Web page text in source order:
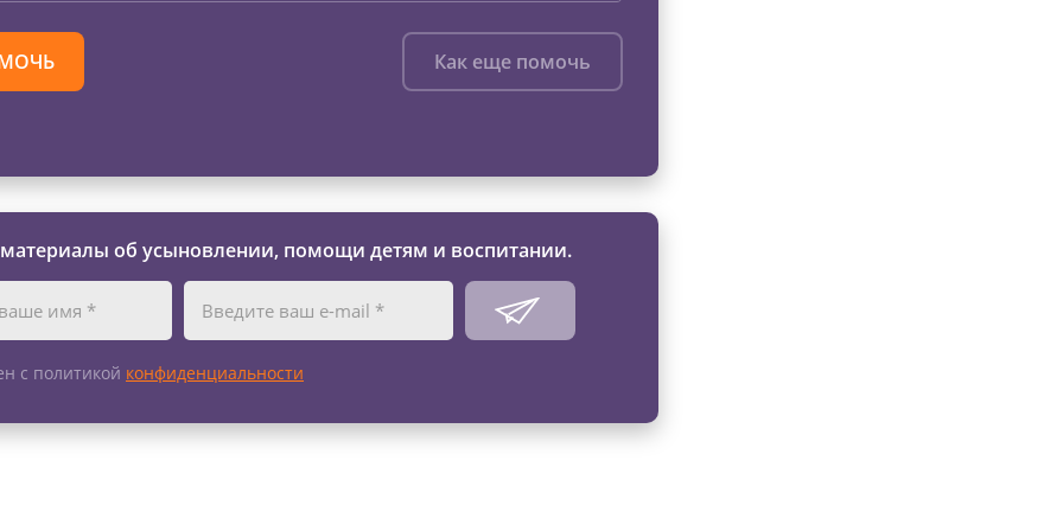
Как еще помочь
об усыновлении, помощи детям и воспитании.
с политикой конфиденциальности